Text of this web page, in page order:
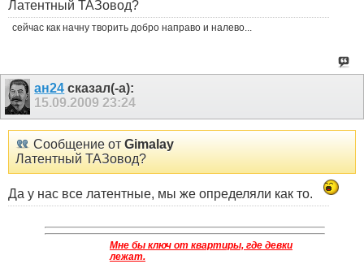
Латентный ТАЗовод?
сейчас как начну творить добро направо и налево...
ан24 сказал(-а):
15.09.200923:24
Сообщение от Gimalay
Латентный ТАЗовод?
Да у нас все латентные, мы же определяли как то.
Мне бы ключ от квартиры, где девки
лежат.